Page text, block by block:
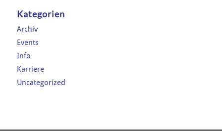
Kategorien
Archiv
Events
Info
Karriere
Uncategorized